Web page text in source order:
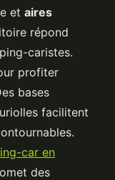
et aires
répond
caristes.
profiter
bases
facilitent
car en
des